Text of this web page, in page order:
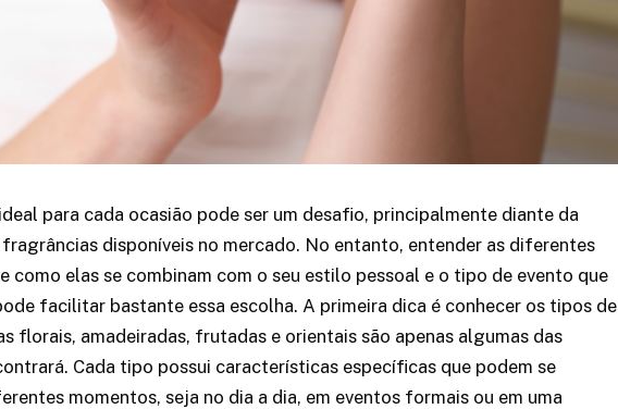
para cada ocasião pode ser um desafio, principalmente diante da
fragrâncias disponíveis no mercado. No entanto, entender as diferentes
como elas se combinam com o seu estilo pessoal e o tipo de evento que
facilitar bastante essa escolha. A primeira dica é conhecer os tipos de
florais, amadeiradas, frutadas e orientais são apenas algumas das
Cada tipo possui características específicas que podem se
momentos, seja no dia a dia, em eventos formais ou em uma